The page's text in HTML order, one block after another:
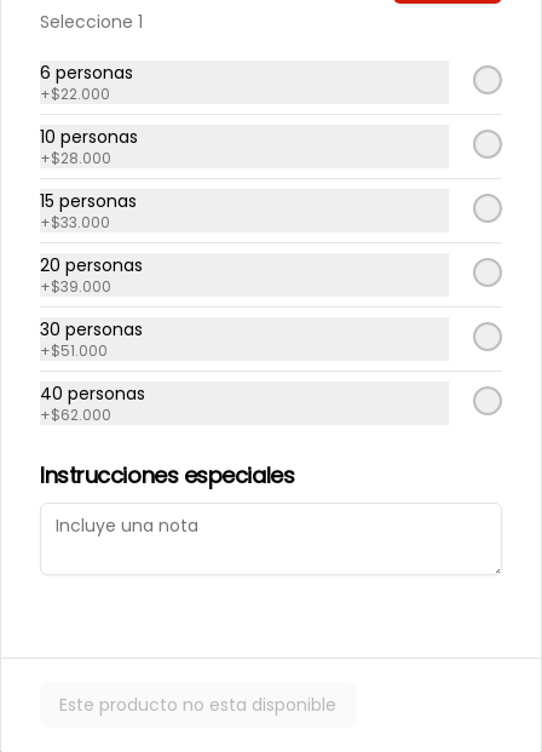
Repollito manjar
artesanal.
$550
Repollitos de crema
pastelera.
Caja de galletas de
Cajita Lenguita de
Seleccione 1
6 personas
+$22.000
10 personas
+$28.000
15 personas
+$33.000
20 personas
+$39.000
30 personas
+$51.000
40 personas
+$62.000
Instrucciones especiales
Este producto no esta disponible